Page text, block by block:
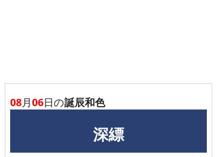
08月06日の誕辰和色
深縹